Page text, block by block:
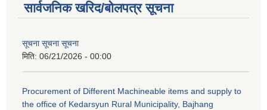
सार्वजनिक खरिद/बोलपत्र सूचना
सूचना सूचना सूचना
मिति: 06/21/2026 - 00:00
Procurement of Different Machineable items and supply to
the office of Kedarsyun Rural Municipality, Bajhang